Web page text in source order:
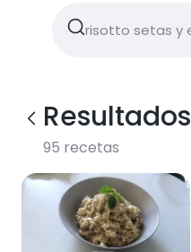
Resultados
95 recetas